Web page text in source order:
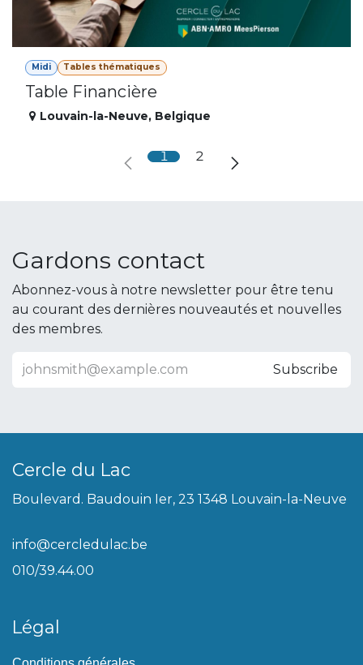
Midi Tables thématiques
Table Financière
Louvain-la-Neuve, Belgique
1 2
Gardons contact
Abonnez-vous à notre newsletter pour être tenu
au courant des dernières nouveautés et nouvelles
des membres.
Subscribe
Cercle du Lac
Boulevard. Baudouin Ier, 23 1348 Louvain-la-Neuve
info@cercledulac.be
010/39.44.00
Légal